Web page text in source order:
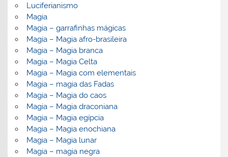
Luciferianismo
Magia
Magia – garrafinhas mágicas
Magia – Magia afro-brasileira
Magia – Magia branca
Magia – Magia Celta
Magia – Magia com elementais
Magia – magia das Fadas
Magia – Magia do caos
Magia – Magia draconiana
Magia – Magia egípcia
Magia – Magia enochiana
Magia – Magia lunar
Magia – magia negra